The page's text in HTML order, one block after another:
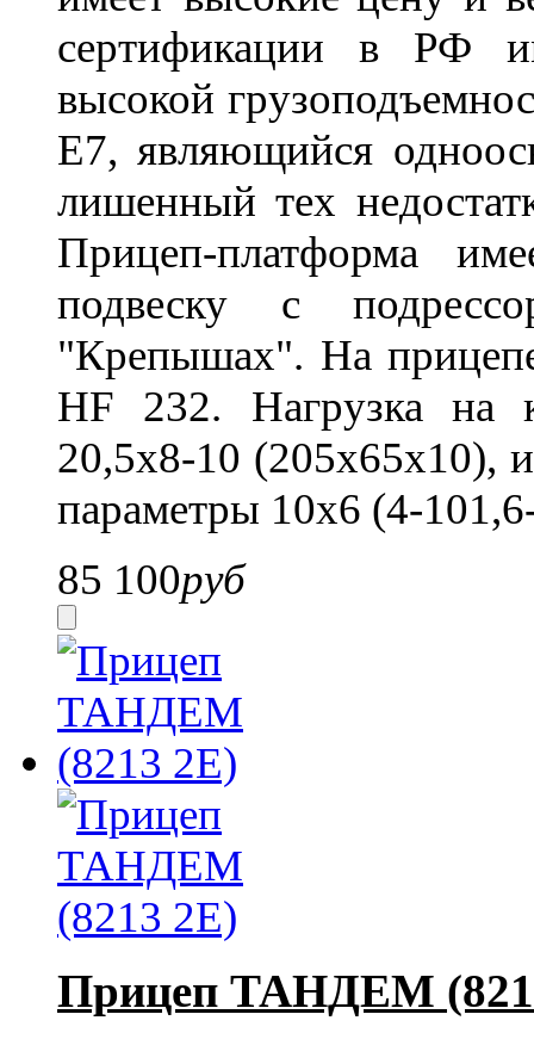
сертификации в РФ
высокой
Е7, являющийся
лишенный тех
Прицеп-платформа
подвеску с
"Крепышах". На
HF 232. Нагрузка на
20,5х8-10 (205х65х10),
параметры 10х6 (4-
85 100руб
Прицеп ТАНДЕМ